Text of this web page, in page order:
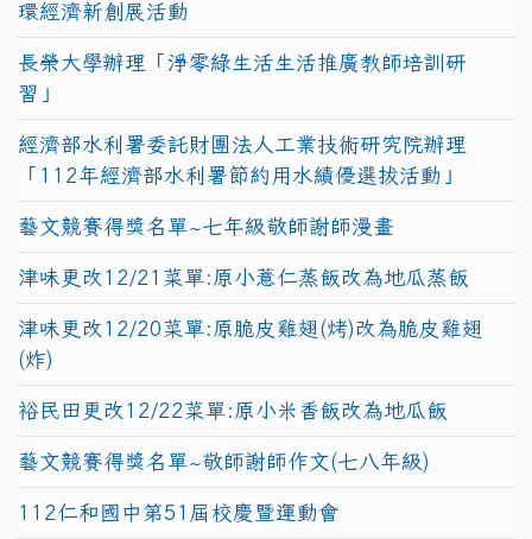
環經濟新創展活動
長榮大學辦理「淨零綠生活生活推廣教師培訓研
習」
經濟部水利署委託財團法人工業技術研究院辦理
「112年經濟部水利署節約用水績優選拔活動」
藝文競賽得獎名單~七年級敬師謝師漫畫
津味更改12/21菜單:原小薏仁蒸飯改為地瓜蒸飯
津味更改12/20菜單:原脆皮雞翅(烤)改為脆皮雞翅
(炸)
裕民田更改12/22菜單:原小米香飯改為地瓜飯
藝文競賽得獎名單~敬師謝師作文(七八年級)
112仁和國中第51屆校慶暨運動會